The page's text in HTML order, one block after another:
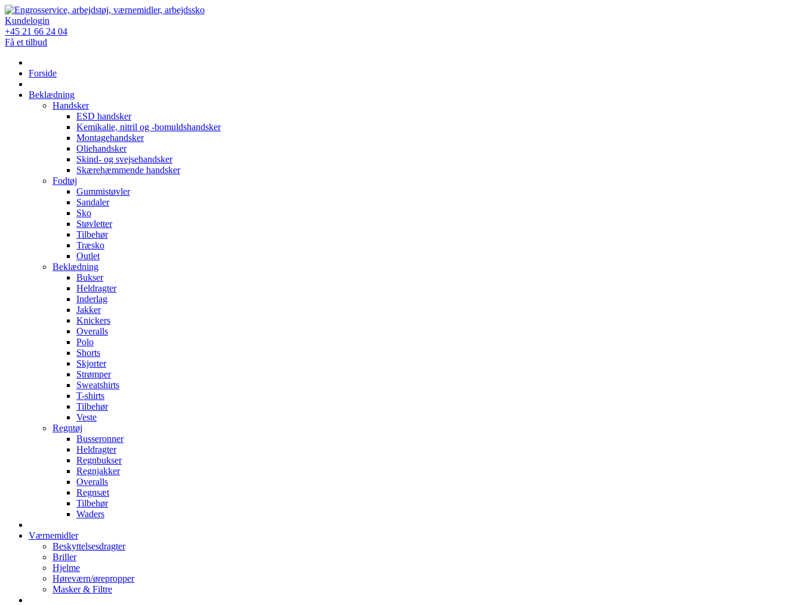
Skip
to
content
Kundelogin
+45 21 66 24 04
Få et tilbud
Forside
Beklædning
Handsker
ESD handsker
Kemikalie, nitril og -bomuldshandsker
Montagehandsker
Oliehandsker
Skind- og svejsehandsker
Skærehæmmende handsker
Fodtøj
Gummistøvler
Sandaler
Sko
Støvletter
Tilbehør
Træsko
Outlet
Beklædning
Bukser
Heldragter
Inderlag
Jakker
Knickers
Overalls
Polo
Shorts
Skjorter
Strømper
Sweatshirts
T-shirts
Tilbehør
Veste
Regntøj
Busseronner
Heldragter
Regnbukser
Regnjakker
Overalls
Regnsæt
Tilbehør
Waders
Værnemidler
Beskyttelsesdragter
Briller
Hjelme
Høreværn/ørepropper
Masker & Filtre